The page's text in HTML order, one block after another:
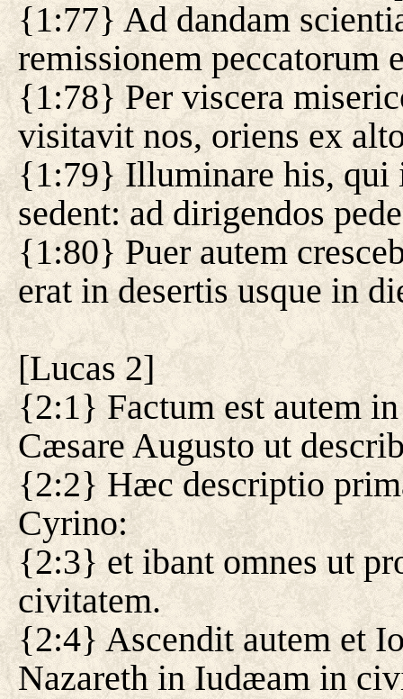
{1:77} Ad dandam
remissionem peccatorum
{1:78} Per viscera
visitavit nos, oriens ex
{1:79} Illuminare his, qui
sedent: ad dirigendos
{1:80} Puer autem
erat in desertis usque in
[Lucas 2]
{2:1} Factum est autem
Cæsare Augusto ut
{2:2} Hæc descriptio
Cyrino:
{2:3} et ibant omnes ut
civitatem.
{2:4} Ascendit autem et
Nazareth in Iudæam in